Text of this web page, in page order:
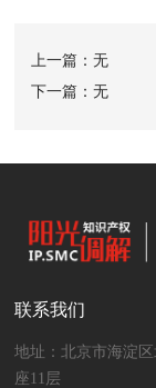
上一篇：无
下一篇：无
联系我们
地址：北京市海淀
座11层